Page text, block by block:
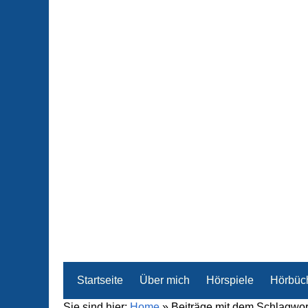
Startseite Über mich Hörspiele